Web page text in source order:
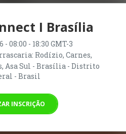
I Brasília
- 08:00 - 18:30 GMT-3
Rodízio, Carnes,
Asa Sul - Brasília - Distrito
- Brasil
INSCRIÇÃO